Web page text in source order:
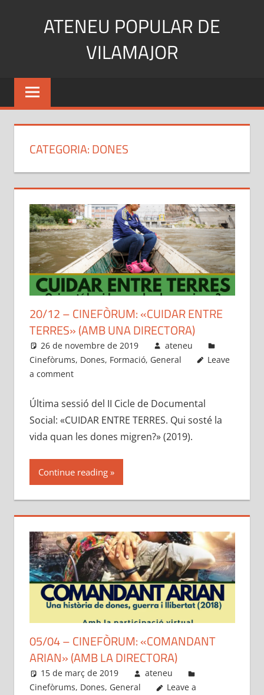
ATENEU POPULAR DE
VILAMAJOR
CATEGORIA:DONES
20/12 – CINEFÒRUM: «CUIDAR ENTRE
TERRES» (AMB UNA DIRECTORA)
26 de novembre de 2019
ateneu
Cinefòrums, Dones, Formació, General
Leave
a comment
Última sessió del II Cicle de Documental
Social: «CUIDAR ENTRE TERRES. Qui sosté la
vida quan les dones migren?» (2019).
Continue reading
05/04 – CINEFÒRUM: «COMANDANT
ARIAN» (AMB LA DIRECTORA)
15 de març de 2019
ateneu
Cinefòrums, Dones, General
Leave a